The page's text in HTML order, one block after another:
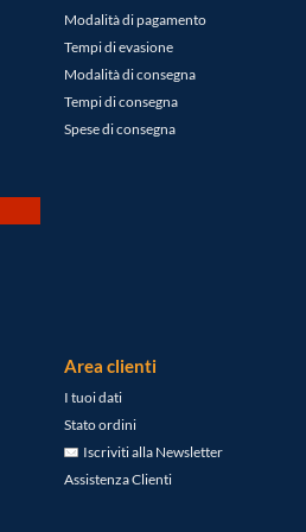
Modalità di pagamento
Tempi di evasione
Modalità di consegna
Tempi di consegna
Spese di consegna
Area clienti
I tuoi dati
Stato ordini
Iscriviti alla Newsletter
Assistenza Clienti